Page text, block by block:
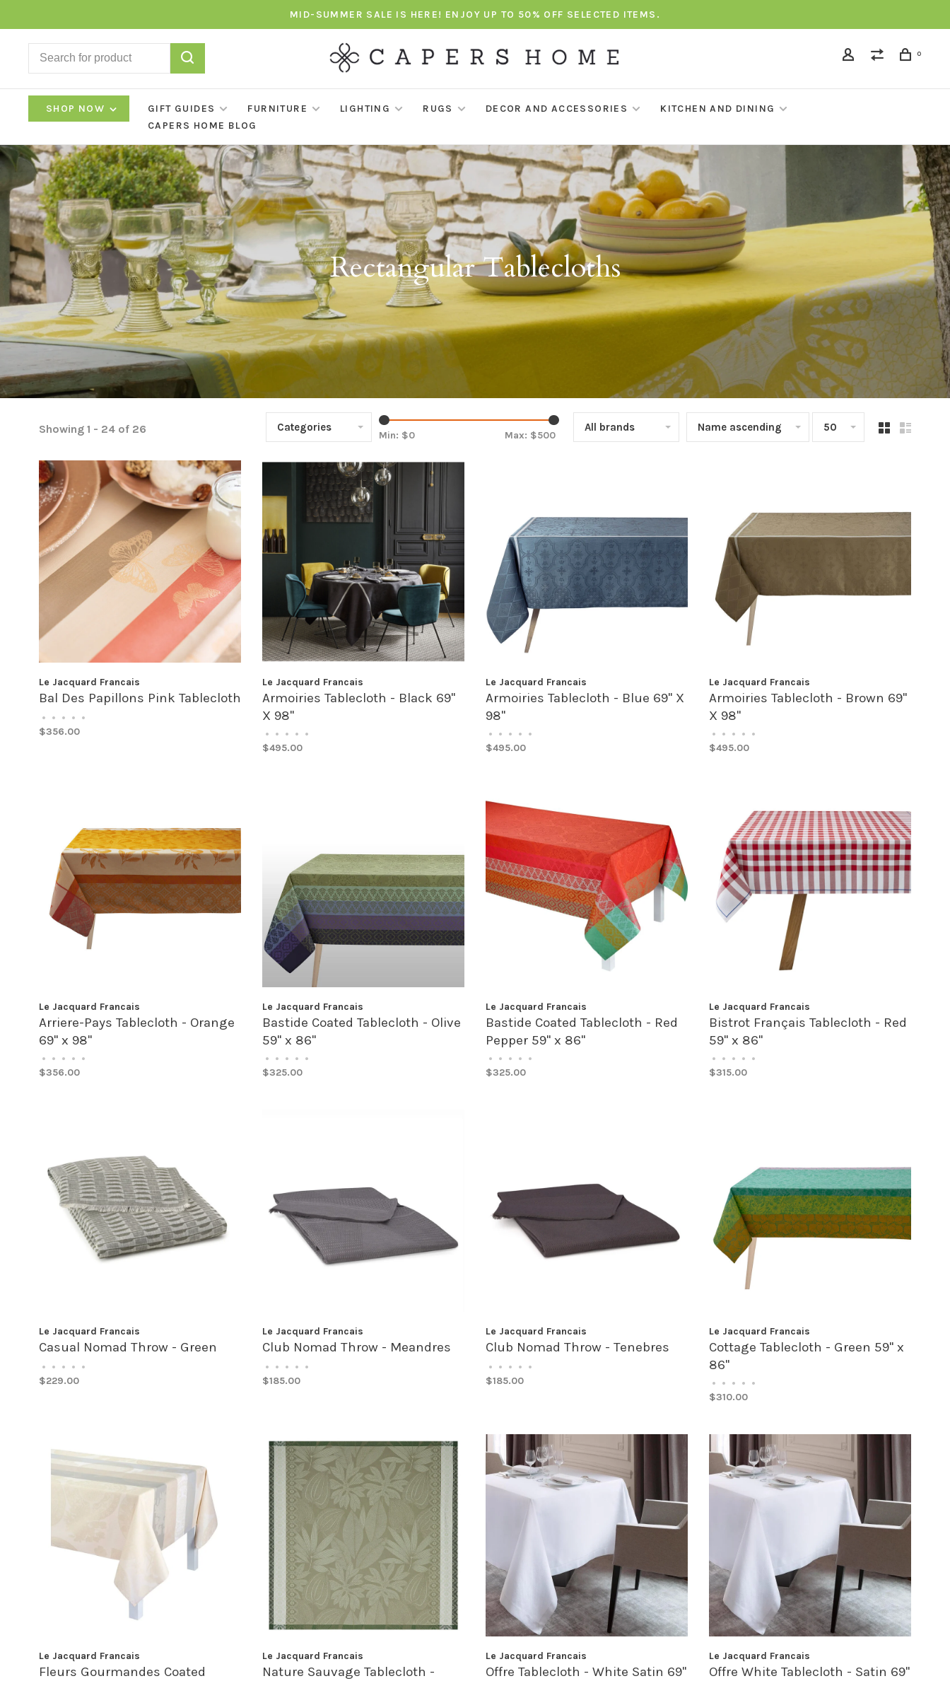
MID-SUMMER SALE IS HERE! ENJOY UP TO 50% OFF SELECTED ITEMS.
0
SHOP NOW GIFT GUIDES FURNITURE LIGHTING RUGS DECOR AND ACCESSORIES
KITCHEN AND DINING
CAPERS HOME BLOG
Rectangular Tablecloths
Showing 1 - 24 of 26 Categories
Min: $0 Max: $500
All brands Name ascending 50
Le Jacquard Francais
Bal Des Papillons Pink Tablecloth
• • • • •
$356.00
Le Jacquard Francais
Armoiries Tablecloth - Black 69"
X 98"
• • • • •
$495.00
Le Jacquard Francais
Armoiries Tablecloth - Blue 69" X
98"
• • • • •
$495.00
Le Jacquard Francais
Armoiries Tablecloth - Brown 69"
X 98"
• • • • •
$495.00
Le Jacquard Francais
Arriere-Pays Tablecloth - Orange
69" x 98"
• • • • •
$356.00
Le Jacquard Francais
Bastide Coated Tablecloth - Olive
59" x 86"
• • • • •
$325.00
Le Jacquard Francais
Bastide Coated Tablecloth - Red
Pepper 59" x 86"
• • • • •
$325.00
Le Jacquard Francais
Bistrot Français Tablecloth - Red
59" x 86"
• • • • •
$315.00
Le Jacquard Francais
Casual Nomad Throw - Green
• • • • •
$229.00
Le Jacquard Francais
Club Nomad Throw - Meandres
• • • • •
$185.00
Le Jacquard Francais
Club Nomad Throw - Tenebres
• • • • •
$185.00
Le Jacquard Francais
Cottage Tablecloth - Green 59" x
86"
• • • • •
$310.00
Le Jacquard Francais
Fleurs Gourmandes Coated
Le Jacquard Francais
Nature Sauvage Tablecloth -
Le Jacquard Francais
Offre Tablecloth - White Satin 69"
Le Jacquard Francais
Offre White Tablecloth - Satin 69"